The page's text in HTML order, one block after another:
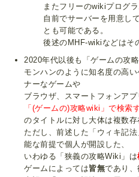
またフリーのwikiプログラ
自前でサーバーを用意し
とも可能である。
後述のMHF-wikiなどはそ
2020年代以後も「ゲームの攻
モンハンのように知名度の高
ナーなゲームや
ブラウザ、スマートフォンア
「(ゲームの)攻略wiki」で検索
のタイトルに対し大体は複数存
ただし、前述した「ウィキ記
能な前提で個人が開設した、
いわゆる「狭義の攻略Wiki」は
ゲームによっては皆無であり、